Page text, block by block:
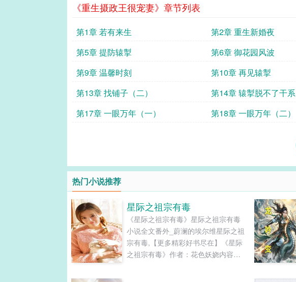
《重生摄政王很宠妻》章节列表
第1章 若有来生 第2章 重生新婚夜
第5章 提防辕掣
第6章 御花园风波
第9章 温馨时刻
第10章 再见辕掣
第13章 找铺子（二）
第14章 辕掣脱不了干系
第17章 一眼万年（一）
第18章 一眼万年（二）
热门小说推荐
星际之祖宗有毒
《星际之祖宗有毒》星际之祖宗有毒
小说全文番外_蔚澜的埃尔维星际之祖
宗有毒,【更多精彩好书尽在】《星际
之祖宗有毒》作者：花色妖娆内容简